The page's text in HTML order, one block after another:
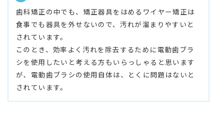
歯科矯正の中でも、矯正器具をはめるワイヤー矯正は
食事でも器具を外せないので、汚れが溜まりやすいと
されています。
このとき、効率よく汚れを除去するために電動歯ブラ
シを使用したいと考える方もいらっしゃると思います
が、電動歯ブラシの使用自体は、とくに問題はないと
されています。